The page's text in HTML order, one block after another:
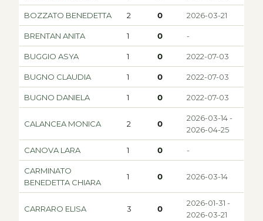
BOZZATO BENEDETTA 2 0 2026-03-21
BRENTAN ANITA 1 0 -
BUGGIO ASYA 1 0 2022-07-03
BUGNO CLAUDIA 1 0 2022-07-03
BUGNO DANIELA 1 0 2022-07-03
CALANCEA MONICA 2 0
2026-03-14 -
2026-04-25
CANOVA LARA 1 0 -
CARMINATO
BENEDETTA CHIARA
1 0 2026-03-14
CARRARO ELISA 3 0
2026-01-31 -
2026-03-21